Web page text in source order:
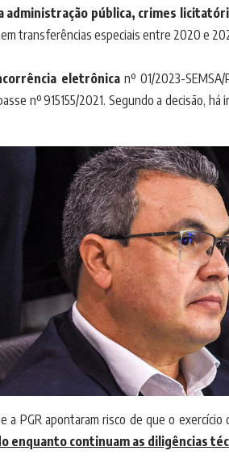
pública, crimes
transferências especiais entre 2020 e
eletrônicanº 01/2023-
nº 915155/2021. Segundo a decisão, há
PGR apontaram risco de que o
enquanto continuam as diligências